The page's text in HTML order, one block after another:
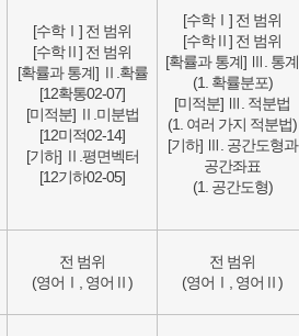
[수학Ⅰ] 전 범위
[수학Ⅱ] 전 범위
[확률과 통계] Ⅱ.확률
[12확통02-07]
[미적분] Ⅱ.미분법
[12미적02-14]
[기하] Ⅱ.평면벡터
[12기하02-05]
[수학Ⅰ] 전 범위
[수학Ⅱ] 전 범위
[확률과 통계] Ⅲ. 통계
(1. 확률분포)
[미적분] Ⅲ. 적분법
(1. 여러 가지 적분법)
[기하] Ⅲ. 공간도형과
공간좌표
(1. 공간도형)
전 범위
(영어Ⅰ, 영어Ⅱ)
전 범위
(영어Ⅰ, 영어Ⅱ)